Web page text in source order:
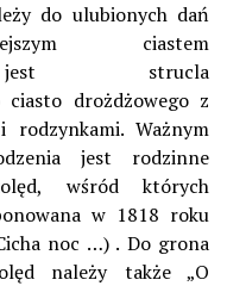
do ulubionych dań
ciastem
jest strucla
drożdżowego z
Ważnym
jest rodzinne
wśród których
w 1818 roku
noc …) . Do grona
należy także „O